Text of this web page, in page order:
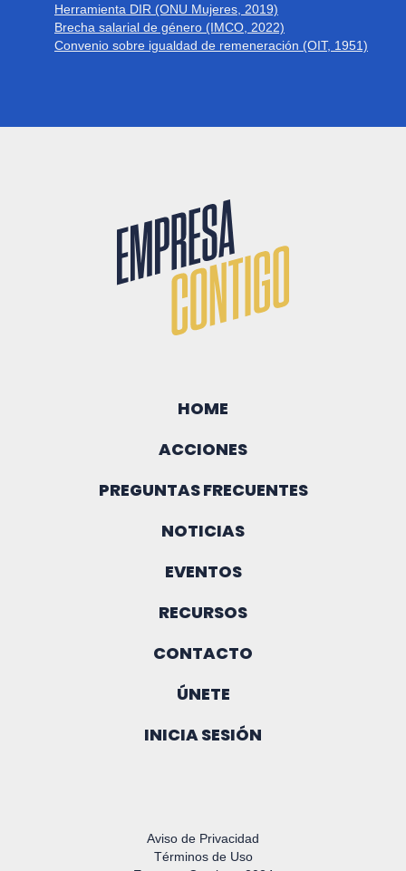
Herramienta DIR (ONU Mujeres, 2019)
Brecha salarial de género (IMCO, 2022)
Convenio sobre igualdad de remeneración (OIT, 1951)
HOME
ACCIONES
PREGUNTAS FRECUENTES
NOTICIAS
EVENTOS
RECURSOS
CONTACTO
ÚNETE
INICIA SESIÓN
Aviso de Privacidad
Términos de Uso